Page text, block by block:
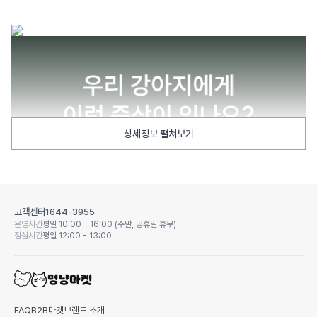
상세정보 펼쳐보기
고객센터1644-3955
운영시간평일 10:00 - 16:00 (주말, 공휴일 휴무)
점심시간평일 12:00 - 13:00
FAQB2B마켓 브랜드 소개